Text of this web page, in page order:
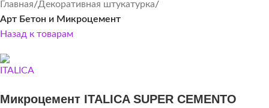
Главная Декоративная штукатурка
Арт Бетон и Микроцемент
Назад к товарам
Микроцемент ITALICA SUPER CEMENTO